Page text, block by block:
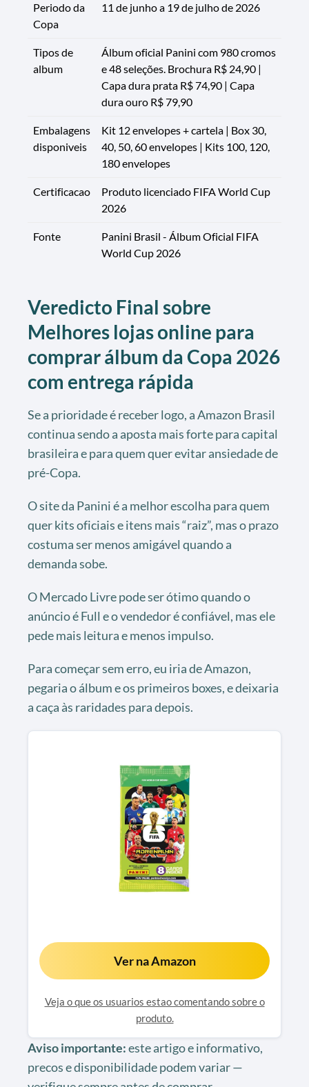
Periodo da
Copa
11 de junho a 19 de julho de 2026
Tipos de
album
Álbum oficial Panini com 980 cromos
e 48 seleções. Brochura R$ 24,90 |
Capa dura prata R$ 74,90 | Capa
dura ouro R$ 79,90
Embalagens
disponiveis
Kit 12 envelopes + cartela | Box 30,
40, 50, 60 envelopes | Kits 100, 120,
180 envelopes
Certificacao
Produto licenciado FIFA World Cup
2026
Fonte
Panini Brasil - Álbum Oficial FIFA
World Cup 2026
Veredicto Final sobre
Melhores lojas online para
comprar álbum da Copa 2026
com entrega rápida
Se a prioridade é receber logo, a Amazon Brasil
continua sendo a aposta mais forte para capital
brasileira e para quem quer evitar ansiedade de
pré-Copa.
O site da Panini é a melhor escolha para quem
quer kits oficiais e itens mais “raiz”, mas o prazo
costuma ser menos amigável quando a
demanda sobe.
O Mercado Livre pode ser ótimo quando o
anúncio é Full e o vendedor é confiável, mas ele
pede mais leitura e menos impulso.
Para começar sem erro, eu iria de Amazon,
pegaria o álbum e os primeiros boxes, e deixaria
a caça às raridades para depois.
Ver na Amazon
Veja o que os usuarios estao comentando sobre o
produto.
Aviso importante:este artigo e informativo,
precos e disponibilidade podem variar —